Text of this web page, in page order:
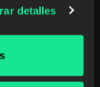
detalles
optimizing
implement it